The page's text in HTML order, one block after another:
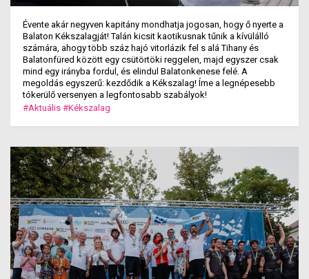
Évente akár negyven kapitány mondhatja jogosan, hogy ő nyerte a
Balaton Kékszalagját! Talán kicsit kaotikusnak tűnik a kívülálló
számára, ahogy több száz hajó vitorlázik fel s alá Tihany és
Balatonfüred között egy csütörtöki reggelen, majd egyszer csak
mind egy irányba fordul, és elindul Balatonkenese felé. A
megoldás egyszerű: kezdődik a Kékszalag! Íme a legnépesebb
tókerülő versenyen a legfontosabb szabályok!
#Aktuális #Kékszalag